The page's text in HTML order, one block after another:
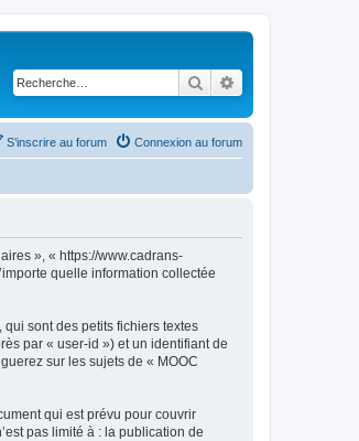
Rechercher
Connexion au forum
S’inscrire au forum
», « https://www.cadrans-
quelle information collectée
sont des petits fichiers textes
par « user-id ») et un identifiant de
sur les sujets de « MOOC
qui est prévu pour couvrir
pas limité à : la publication de